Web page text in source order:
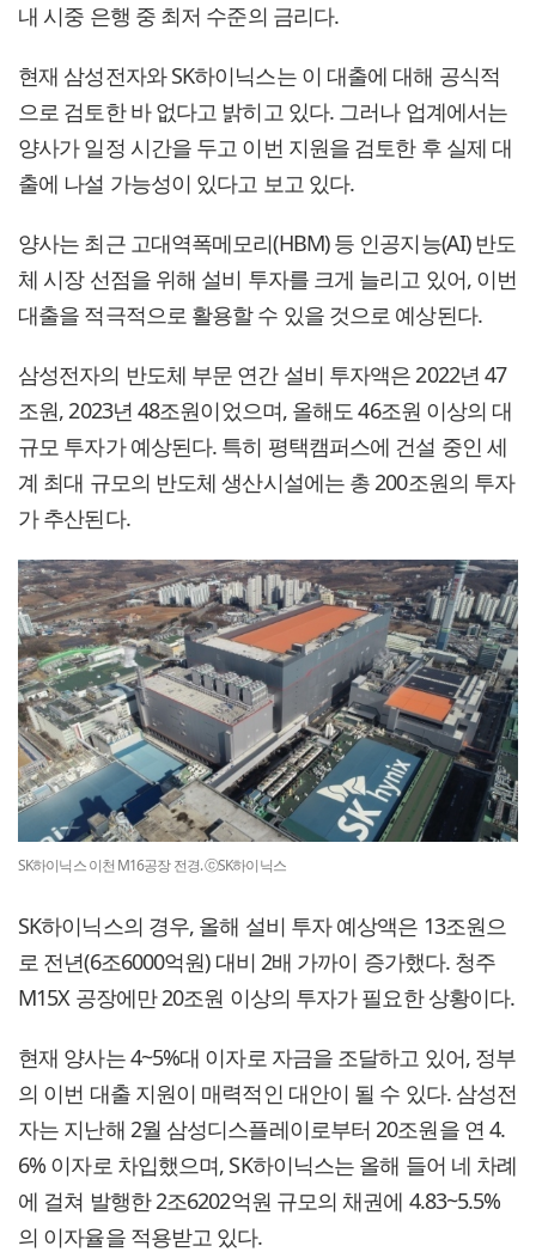
내 시중 은행 중 최저 수준의 금리다.
현재 삼성전자와 SK하이닉스는 이 대출에 대해 공식적
으로 검토한 바 없다고 밝히고 있다. 그러나 업계에서는
양사가 일정 시간을 두고 이번 지원을 검토한 후 실제 대
출에 나설 가능성이 있다고 보고 있다.
양사는 최근 고대역폭메모리(HBM) 등 인공지능(AI) 반도
체 시장 선점을 위해 설비 투자를 크게 늘리고 있어, 이번
대출을 적극적으로 활용할 수 있을 것으로 예상된다.
삼성전자의 반도체 부문 연간 설비 투자액은 2022년 47
조원, 2023년 48조원이었으며, 올해도 46조원 이상의 대
규모 투자가 예상된다. 특히 평택캠퍼스에 건설 중인 세
계 최대 규모의 반도체 생산시설에는 총 200조원의 투자
가 추산된다.
SK하이닉스 이천 M16공장 전경. ⓒSK하이닉스
SK하이닉스의 경우, 올해 설비 투자 예상액은 13조원으
로 전년(6조6000억원) 대비 2배 가까이 증가했다. 청주
M15X 공장에만 20조원 이상의 투자가 필요한 상황이다.
현재 양사는 4~5%대 이자로 자금을 조달하고 있어, 정부
의 이번 대출 지원이 매력적인 대안이 될 수 있다. 삼성전
자는 지난해 2월 삼성디스플레이로부터 20조원을 연 4.
6% 이자로 차입했으며, SK하이닉스는 올해 들어 네 차례
에 걸쳐 발행한 2조6202억원 규모의 채권에 4.83~5.5%
의 이자율을 적용받고 있다.